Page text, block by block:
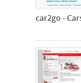
car2go -